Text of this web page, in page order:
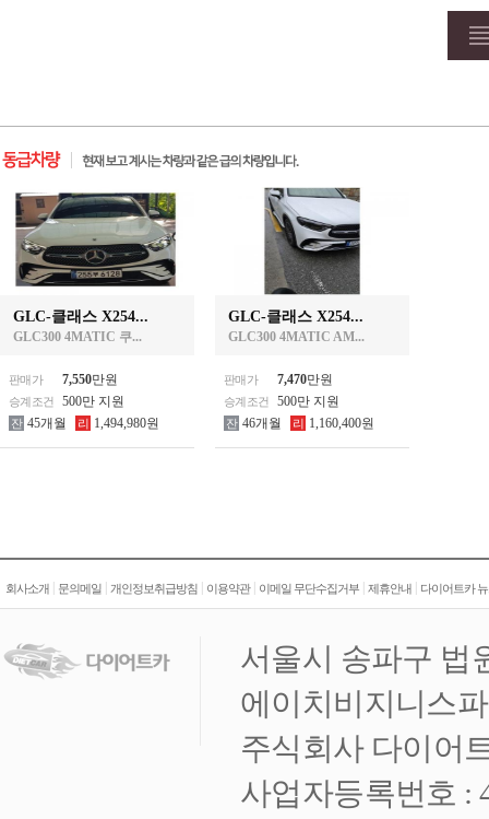
GLC-클래스 X254...
GLC300 4MATIC 쿠...
판매가 7,550만원
승계조건 500만 지원
잔 45개월 리 1,494,980원
GLC-클래스 X254...
GLC300 4MATIC AM...
판매가 7,470만원
승계조건 500만 지원
잔 46개월 리 1,160,400원
회사소개 | 문의메일 | 개인정보취급방침 | 이용약관| 이메일 무단수집거부 | 제휴안내 | 다이어트카
서울시 송파구 법
에이치비지니스
주식회사 다이어
사업자등록번호 :